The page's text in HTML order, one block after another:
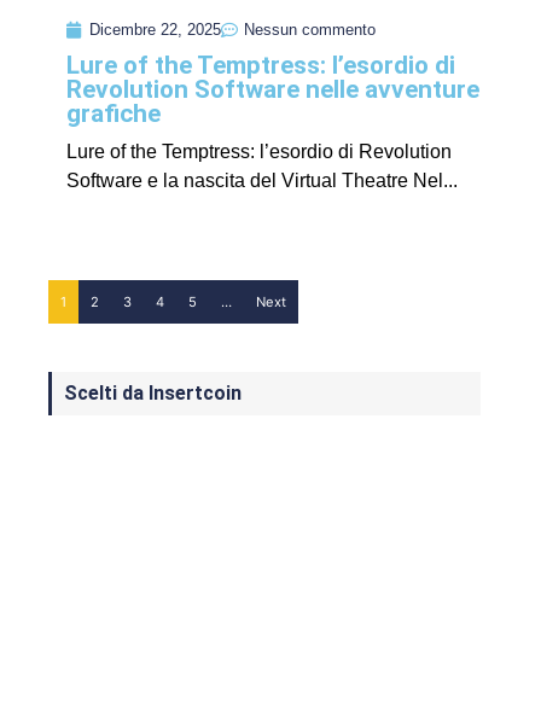
Dicembre 22, 2025 Nessun commento
Lure of the Temptress: l’esordio di
Revolution Software nelle avventure
grafiche
Lure of the Temptress: l’esordio di Revolution
Software e la nascita del Virtual Theatre Nel...
1 2 3 4 5 … Next
Scelti da Insertcoin